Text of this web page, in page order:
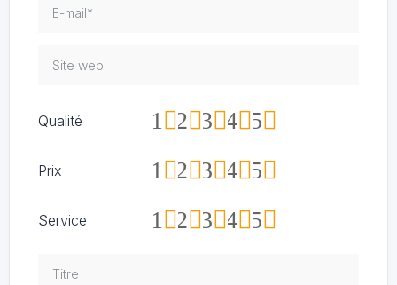
Qualité 5
4
3
2
1
Prix 5
4
3
2
1
Service 5
4
3
2
1